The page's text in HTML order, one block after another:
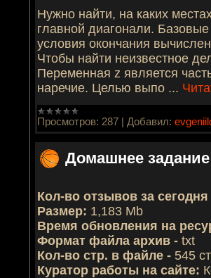
Нужно найти, на каких
главной диагонали.
условия окончания
Чтобы найти неизвестное
Переменная z является
наречие. Целью выпо ...
Просмотров: 287 | Добавил:
Домашнее
Кол-во отзывов за
Размер: 1,183 Mb
Время обновления на
Формат файла архив - txt
Кол-во стр. в файле - 545
Куратор работы на сайте: